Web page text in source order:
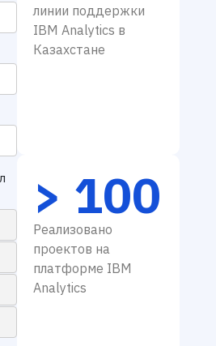
линии поддержки
IBM Analytics в
Казахстане
> 100
Реализовано
проектов на
платформе IBM
Analytics